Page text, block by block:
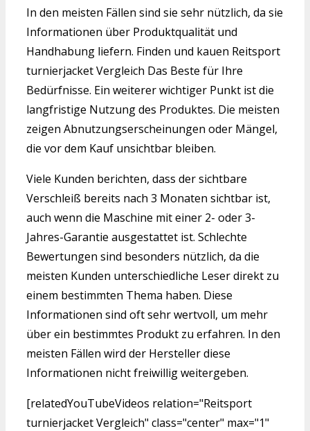
In den meisten Fällen sind sie sehr nützlich, da sie
Informationen über Produktqualität und
Handhabung liefern. Finden und kauen Reitsport
turnierjacket Vergleich Das Beste für Ihre
Bedürfnisse. Ein weiterer wichtiger Punkt ist die
langfristige Nutzung des Produktes. Die meisten
zeigen Abnutzungserscheinungen oder Mängel,
die vor dem Kauf unsichtbar bleiben.
Viele Kunden berichten, dass der sichtbare
Verschleiß bereits nach 3 Monaten sichtbar ist,
auch wenn die Maschine mit einer 2- oder 3-
Jahres-Garantie ausgestattet ist. Schlechte
Bewertungen sind besonders nützlich, da die
meisten Kunden unterschiedliche Leser direkt zu
einem bestimmten Thema haben. Diese
Informationen sind oft sehr wertvoll, um mehr
über ein bestimmtes Produkt zu erfahren. In den
meisten Fällen wird der Hersteller diese
Informationen nicht freiwillig weitergeben.
[relatedYouTubeVideos relation="Reitsport
turnierjacket Vergleich" class="center" max="1"